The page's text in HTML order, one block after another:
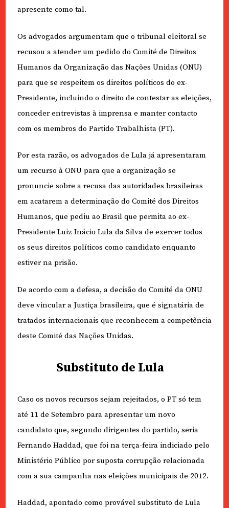
apresente como tal.
Os advogados argumentam que o tribunal eleitoral se
recusou a atender um pedido do Comité de Direitos
Humanos da Organização das Nações Unidas (ONU)
para que se respeitem os direitos políticos do ex-
Presidente, incluindo o direito de contestar as eleições,
conceder entrevistas à imprensa e manter contacto
com os membros do Partido Trabalhista (PT).
Por esta razão, os advogados de Lula já apresentaram
um recurso à ONU para que a organização se
pronuncie sobre a recusa das autoridades brasileiras
em acatarem a determinação do Comité dos Direitos
Humanos, que pediu ao Brasil que permita ao ex-
Presidente Luiz Inácio Lula da Silva de exercer todos
os seus direitos políticos como candidato enquanto
estiver na prisão.
De acordo com a defesa, a decisão do Comité da ONU
deve vincular a Justiça brasileira, que é signatária de
tratados internacionais que reconhecem a competência
deste Comité das Nações Unidas.
Substituto de Lula
Caso os novos recursos sejam rejeitados, o PT só tem
até 11 de Setembro para apresentar um novo
candidato que, segundo dirigentes do partido, seria
Fernando Haddad, que foi na terça-feira indiciado pelo
Ministério Público por suposta corrupção relacionada
com a sua campanha nas eleições municipais de 2012.
Haddad, apontado como provável substituto de Lula